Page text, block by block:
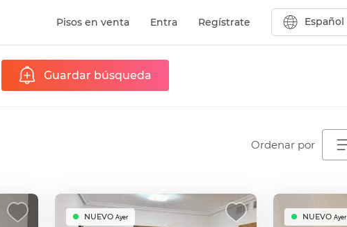
Pisos en venta Entra Regístrate Español
Guardar búsqueda
Ordenar por
NUEVO Ayer NUEVO Ayer